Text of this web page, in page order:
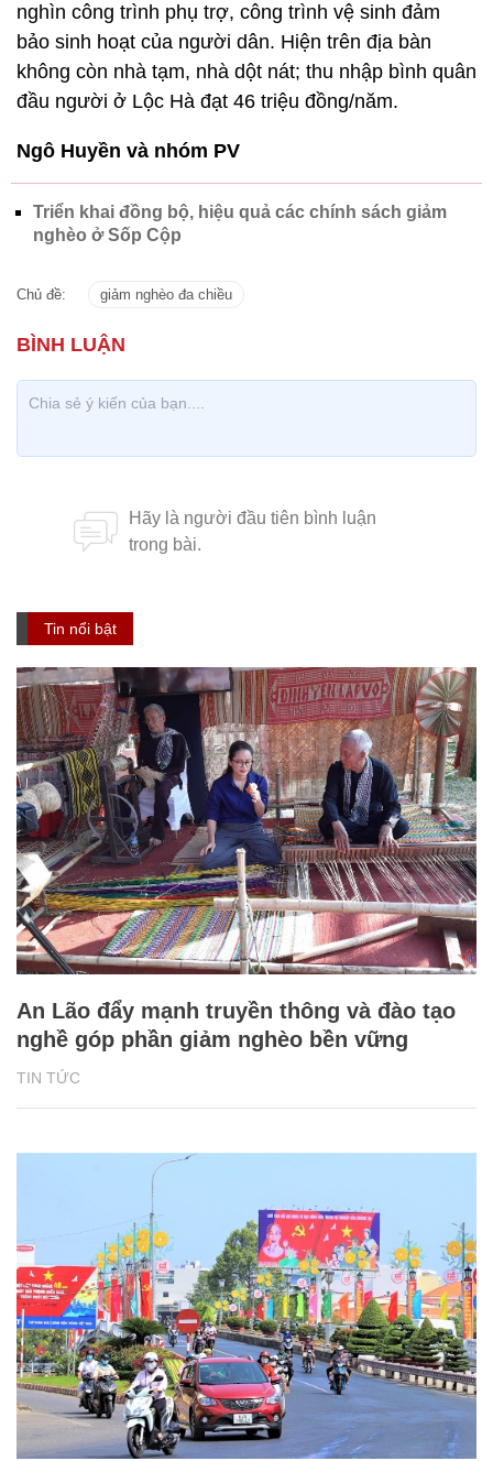
nghìn công trình phụ trợ, công trình vệ sinh đảm
bảo sinh hoạt của người dân. Hiện trên địa bàn
không còn nhà tạm, nhà dột nát; thu nhập bình quân
đầu người ở Lộc Hà đạt 46 triệu đồng/năm.
Ngô Huyền và nhóm PV
Triển khai đồng bộ, hiệu quả các chính sách giảm
nghèo ở Sốp Cộp
Chủ đề: giảm nghèo đa chiều
Tin nổi bật
TIN TỨC
An Lão đẩy mạnh truyền thông và đào tạo
nghề góp phần giảm nghèo bền vững